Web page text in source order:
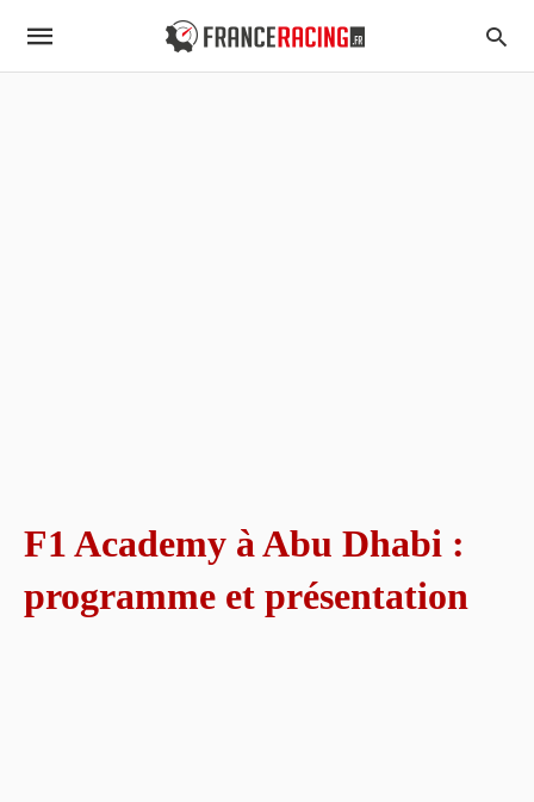
F1 Academy à Abu Dhabi :
programme et présentation